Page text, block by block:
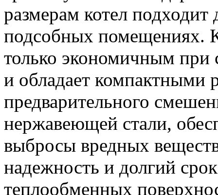
размерам котел
подсобных помещениях.
только экономичным при
и обладает компактными
предварительного
нержавеющей стали,
выбросы вредных
надежность и долгий
теплообменных